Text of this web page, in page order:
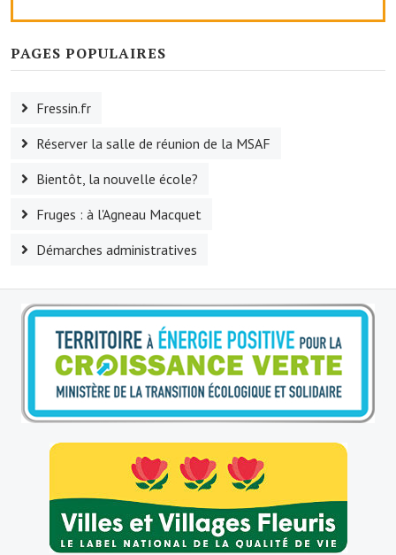
L'US Crequy Fressin
La société de chasse
La société de pêche
Le sport au foyer rural
Les foulées Fressinoises
Fêtes et manifestations
Le calendrier annuel
Liste et coordonnées des associations
TOURISME, PATRIMOINE
Fressin, ville d'histoire
L'église
Les panneaux du patrimoine
Le château
Georges Bernanos
PAGES POPULAIRES
Fressin.fr
Réserver la salle de réunion de la MSAF
Bientôt, la nouvelle école?
Fruges : à l'Agneau Macquet
Démarches administratives